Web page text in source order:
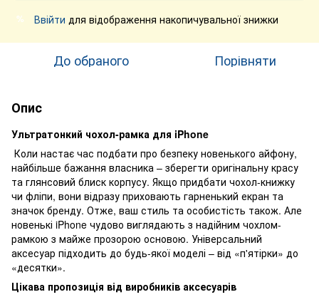
% Ввійти для відображення накопичувальної знижки
До обраного Порівняти
Опис
Ультратонкий чохол-рамка для iPhone
Коли настає час подбати про безпеку новенького айфону,
найбільше бажання власника – зберегти оригінальну красу
та глянсовий блиск корпусу. Якщо придбати чохол-книжку
чи фліпи, вони відразу приховають гарненький екран та
значок бренду. Отже, ваш стиль та особистість також. Але
новенькі iPhone чудово виглядають з надійним чохлом-
рамкою з майже прозорою основою. Універсальний
аксесуар підходить до будь-якої моделі – від «п'ятірки» до
«десятки».
Цікава пропозиція від виробників аксесуарів